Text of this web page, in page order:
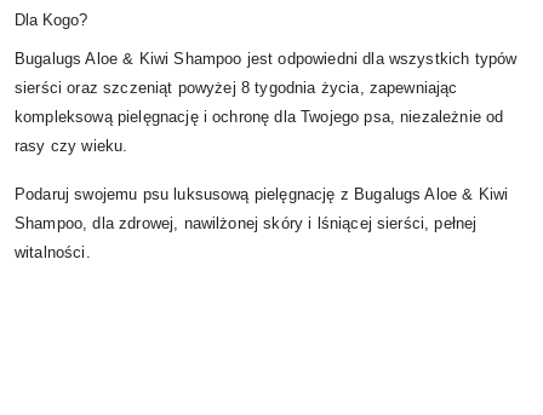
Dla Kogo?
Bugalugs Aloe & Kiwi Shampoo jest odpowiedni dla wszystkich typów
sierści oraz szczeniąt powyżej 8 tygodnia życia, zapewniając
kompleksową pielęgnację i ochronę dla Twojego psa, niezależnie od
rasy czy wieku.
Podaruj swojemu psu luksusową pielęgnację z Bugalugs Aloe & Kiwi
Shampoo, dla zdrowej, nawilżonej skóry i lśniącej sierści, pełnej
witalności.